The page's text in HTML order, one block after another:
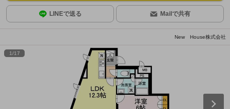
LINEで送る Mailで共有
New House株式会社
1/17